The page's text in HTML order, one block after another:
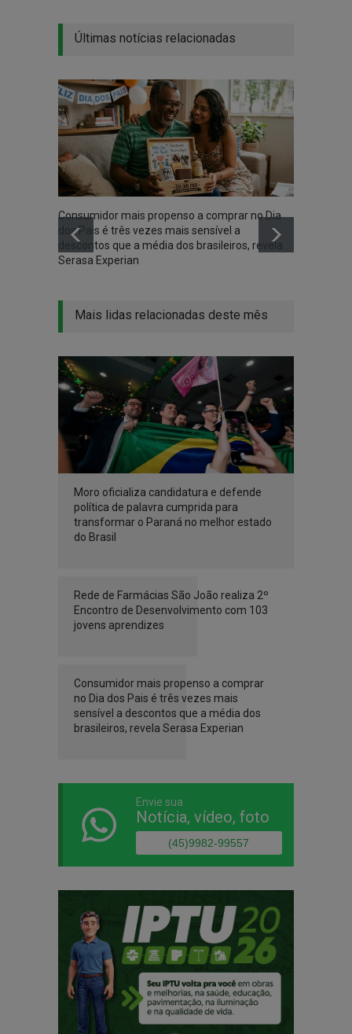
Últimas notícias relacionadas
Consumidor mais propenso a comprar no Dia
dos Pais é três vezes mais sensível a
descontos que a média dos brasileiros, revela
Serasa Experian
Mais lidas relacionadas deste mês
Moro oficializa candidatura e defende
política de palavra cumprida para
transformar o Paraná no melhor estado
do Brasil
Rede de Farmácias São João realiza 2º
Encontro de Desenvolvimento com 103
jovens aprendizes
Consumidor mais propenso a comprar
no Dia dos Pais é três vezes mais
sensível a descontos que a média dos
brasileiros, revela Serasa Experian
Envie sua
Notícia, vídeo, foto
(45)9982-99557